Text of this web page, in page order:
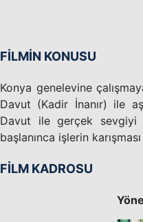
FİLMİN KONUSU
Konya genelevine
Davut (Kadir İnanır) ile
Davut ile gerçek sevgiyi
başlanınca işlerin
FİLM KADROSU